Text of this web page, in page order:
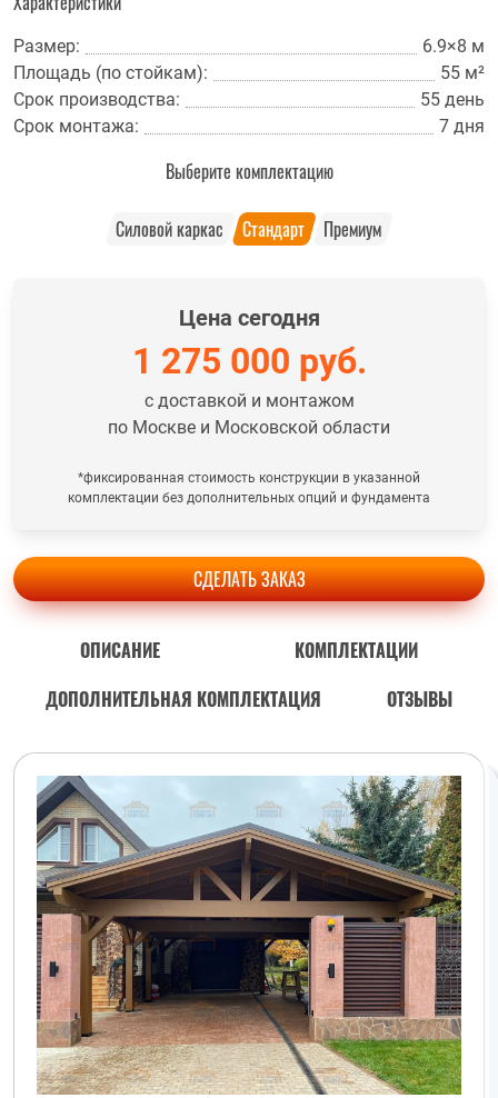
Размер:
6.9×8 м
Площадь (по стойкам):
55 м²
Срок производства:
55 день
Срок монтажа:
7 дня
Выберите комплектацию
Силовой каркас Стандарт Премиум
Цена сегодня
1 275 000 руб.
с доставкой и монтажом
по Москве и Московской области
*фиксированная стоимость конструкции в указанной
комплектации без дополнительных опций и фундамента
СДЕЛАТЬ ЗАКАЗ
ОПИСАНИЕ
КОМПЛЕКТАЦИИ
ДОПОЛНИТЕЛЬНАЯ КОМПЛЕКТАЦИЯ
ОТЗЫВЫ